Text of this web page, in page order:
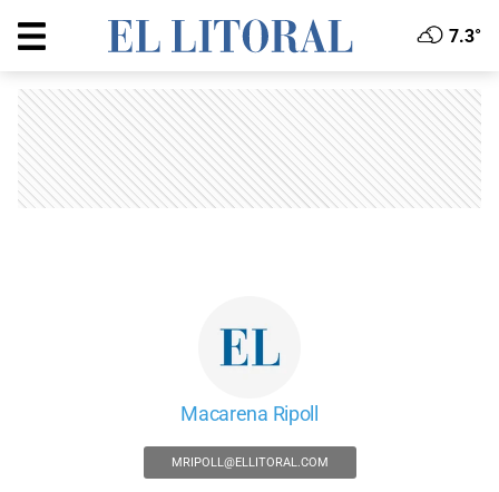
7.3°
Macarena Ripoll
MRIPOLL@ELLITORAL.COM